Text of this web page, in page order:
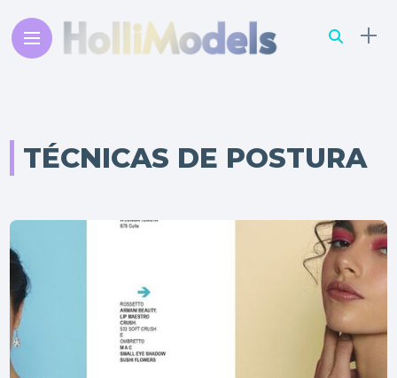
TÉCNICAS DE POSTURA